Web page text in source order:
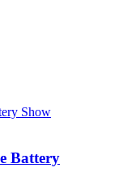
Battery